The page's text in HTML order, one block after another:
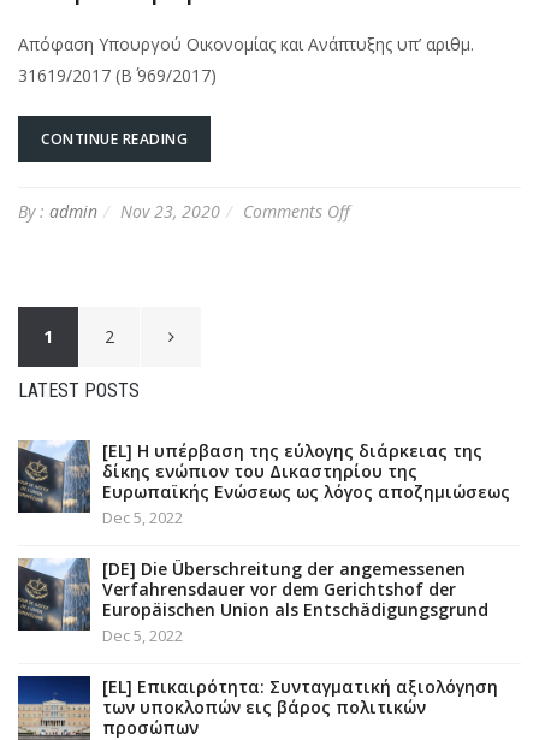
Απόφαση Υπουργού Οικονομίας και Ανάπτυξης υπ’ αριθμ.
31619/2017 (Β΄ 969/2017)
CONTINUE READING
By : admin Nov 23, 2020 Comments Offon
Posts
navigation
1 2
LATEST POSTS
[EL] Η υπέρβαση της εύλογης διάρκειας της
δίκης ενώπιον του Δικαστηρίου της
Ευρωπαϊκής Ενώσεως ως λόγος αποζημιώσεως
Dec 5, 2022
[DE] Die Überschreitung der angemessenen
Verfahrensdauer vor dem Gerichtshof der
Europäischen Union als Entschädigungsgrund
Dec 5, 2022
[EL] Επικαιρότητα: Συνταγματική αξιολόγηση
των υποκλοπών εις βάρος πολιτικών
προσώπων